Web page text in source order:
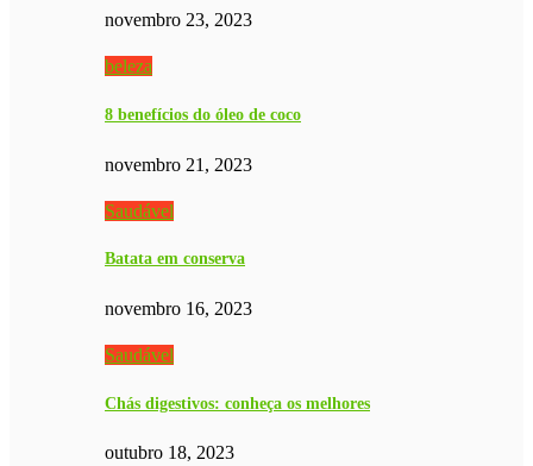
novembro 23, 2023
beleza
8 benefícios do óleo de coco
novembro 21, 2023
Saudável
Batata em conserva
novembro 16, 2023
Saudável
Chás digestivos: conheça os melhores
outubro 18, 2023